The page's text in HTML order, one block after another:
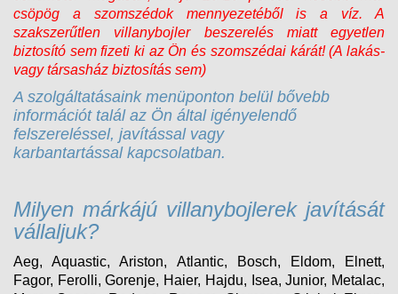
csöpög a szomszédok mennyezetéből is a víz. A
szakszerűtlen villanybojler beszerelés miatt egyetlen
biztosító sem fizeti ki az Ön és szomszédai kárát! (A lakás-
vagy társasház biztosítás sem)
A szolgáltatásaink menüponton belül bővebb
információt talál az Ön által igényelendő
felszereléssel, javítással vagy
karbantartással kapcsolatban.
Milyen márkájú villanybojlerek javítását
vállaljuk?
Aeg, Aquastic, Ariston, Atlantic, Bosch, Eldom, Elnett,
Fagor, Ferolli, Gorenje, Haier, Hajdu, Isea, Junior, Metalac,